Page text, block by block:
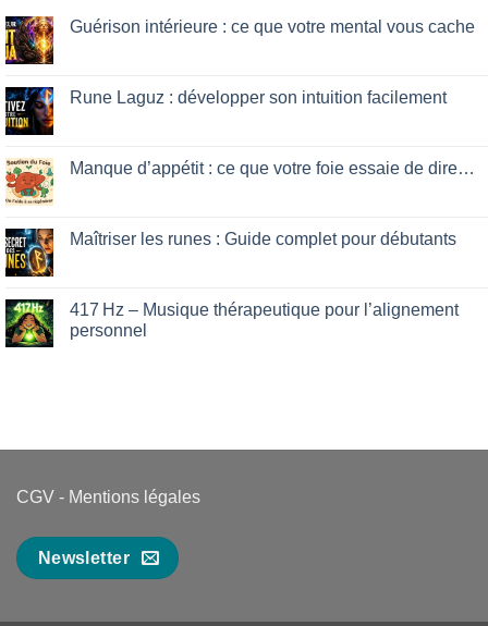
Guérison intérieure : ce que votre mental vous cache
Guérison
intérieure
votre
mental
Rune Laguz : développer son intuition facilement
Rune
Laguz
intuition
facilement
Manque d’appétit : ce que votre foie essaie de dire…
Manque
d’appétit
votre
foie
essaie
Maîtriser les runes : Guide complet pour débutants
Maîtriser
les
runes
417 Hz – Musique thérapeutique pour l’alignement
personnel
pour
CGV - Mentions légales
Newsletter